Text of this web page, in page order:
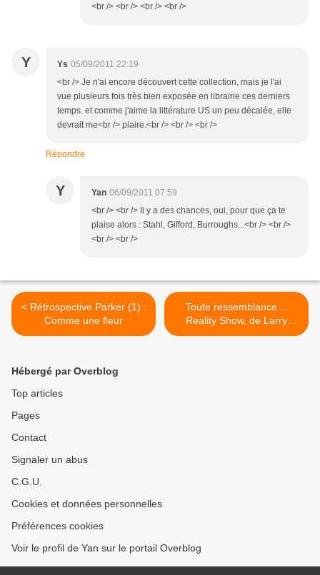
<br /> <br /> <br /> <br />
Y Ys 05/09/2011 22:19
<br /> Je n'ai encore découvert cette collection, mais je l'ai
vue plusieurs fois très bien exposée en librairie ces derniers
temps. et comme j'aime la littérature US un peu décalée, elle
devrait me<br /> plaire.<br /> <br /> <br />
Répondre
Y Yan 06/09/2011 07:59
<br /> <br /> Il y a des chances, oui, pour que ça te
plaise alors : Stahl, Gifford, Burroughs...<br /> <br />
<br /> <br />
< Rétrospective Parker (1) :
Comme une fleur
Toute ressemblance…
Reality Show, de Larry
Beinhart >
Hébergé par Overblog
Top articles
Pages
Contact
Signaler un abus
C.G.U.
Cookies et données personnelles
Préférences cookies
Voir le profil de Yan sur le portail Overblog